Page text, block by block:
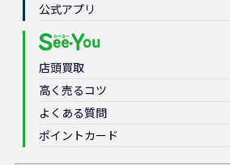
公式アプリ
店頭買取
高く売るコツ
よくある質問
ポイントカード